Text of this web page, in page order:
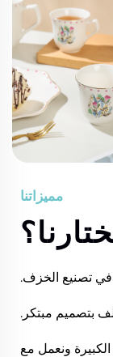
مميزاتنا
ونعمل مع